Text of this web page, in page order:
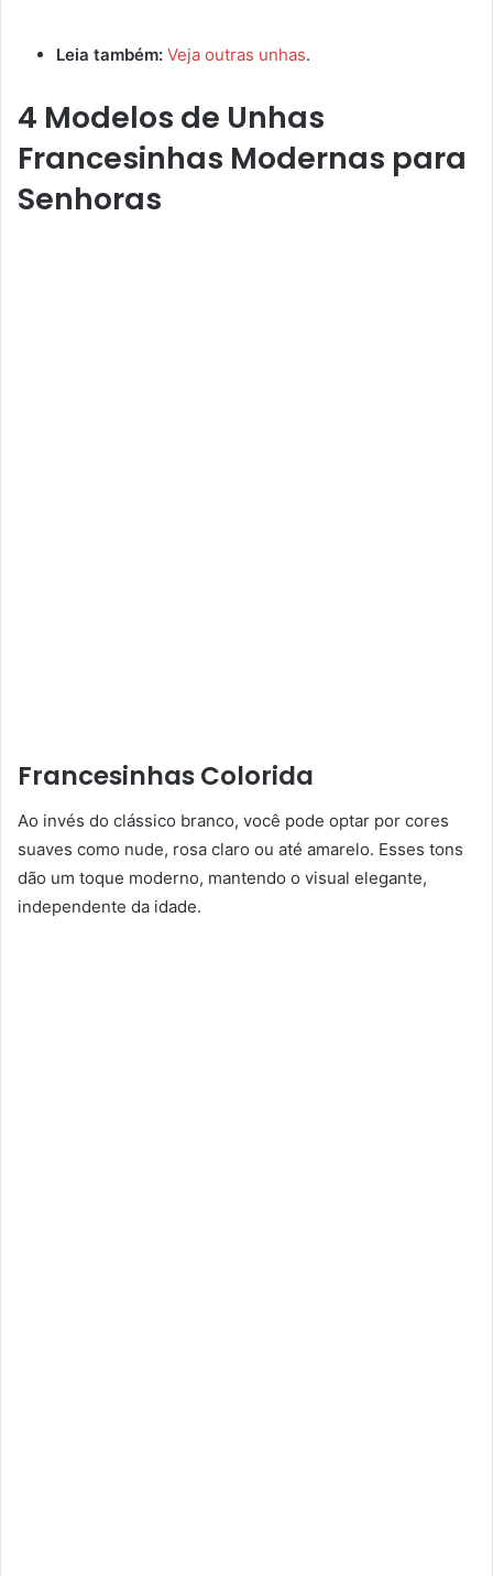
Leia também: Veja outras unhas.
4 Modelos de Unhas
Francesinhas Modernas para
Senhoras
Francesinhas Colorida
Ao invés do clássico branco, você pode optar por cores
suaves como nude, rosa claro ou até amarelo. Esses tons
dão um toque moderno, mantendo o visual elegante,
independente da idade.